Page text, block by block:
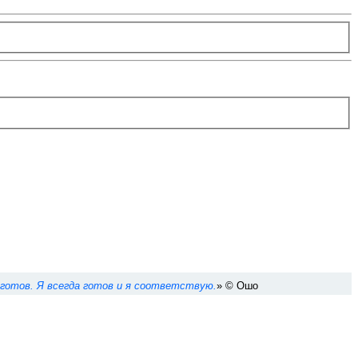
Я всегда готов и я соответствую.» © Ошо